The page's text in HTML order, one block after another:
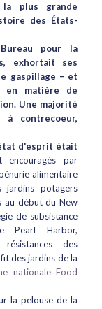
plus grande
des États-
pour la
exhortait ses
gaspillage – et
en matière de
Une majorité
contrecoeur,
d'esprit était
encouragés par
alimentaire
jardins potagers
au début du New
de subsistance
Pearl Harbor,
des
des jardins de la
nationale Food
la pelouse de la